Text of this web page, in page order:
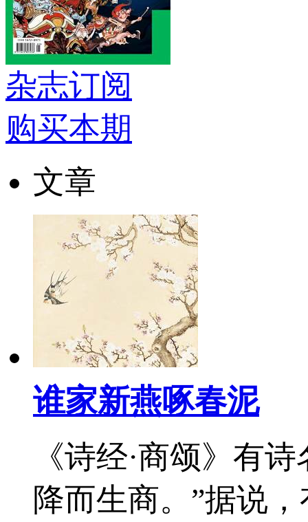
杂志订阅
购买本期
文章
谁家新燕啄春泥
《诗经·商颂》有
降而生商。”据说